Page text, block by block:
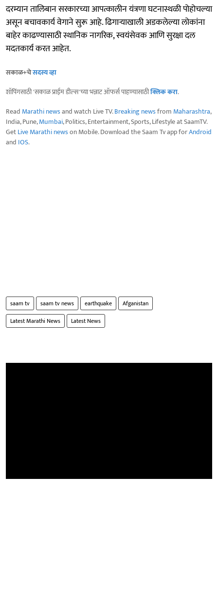
दरम्यान तालिबान सरकारच्या आपत्कालीन यंत्रणा घटनास्थळी पोहोचल्या
असून बचावकार्य वेगाने सुरू आहे. ढिगाऱ्याखाली अडकलेल्या लोकांना
बाहेर काढण्यासाठी स्थानिक नागरिक, स्वयंसेवक आणि सुरक्षा दल
मदतकार्य करत आहेत.
सकाळ+चेसदस्य व्हा
शॉपिंगसाठी 'सकाळ प्राईम डील्स'च्या भन्नाट ऑफर्स पाहण्यासाठीक्लिक करा.
Read Marathi newsand watch Live TV.Breaking newsfrom Maharashtra,
India, Pune,Mumbai, Politics, Entertainment, Sports, Lifestyle at SaamTV.
GetLive Marathi newson Mobile. Download the Saam Tv app forAndroid
and IOS.
saam tv saam tv news earthquake
Afganistan
Latest Marathi News
Latest News